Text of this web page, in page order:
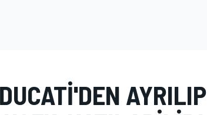
AYRILIP